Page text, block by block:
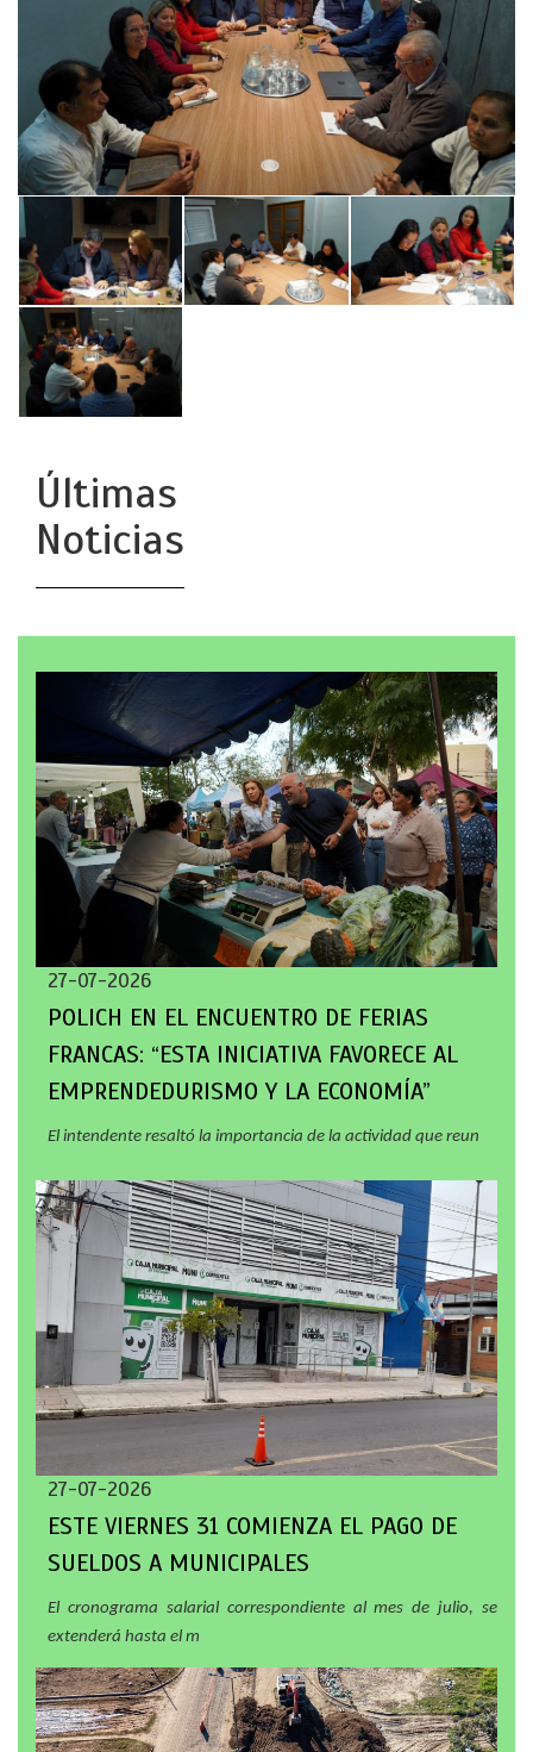
Últimas
Noticias
27-07-2026
POLICH EN EL ENCUENTRO DE FERIAS
FRANCAS: “ESTA INICIATIVA FAVORECE AL
EMPRENDEDURISMO Y LA ECONOMÍA”
El intendente resaltó la importancia de la actividad que reun
27-07-2026
ESTE VIERNES 31 COMIENZA EL PAGO DE
SUELDOS A MUNICIPALES
El cronograma salarial correspondiente al mes de julio, se
extenderá hasta el m